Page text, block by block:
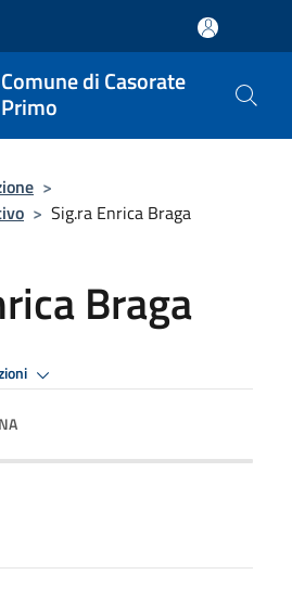
Comune di Casorate
Primo
>
> Sig.ra Enrica Braga
Braga